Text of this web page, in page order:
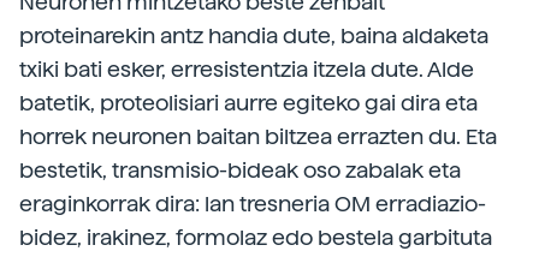
proteinarekin antz handia dute, baina aldaketa
txiki bati esker, erresistentzia itzela dute. Alde
batetik, proteolisiari aurre egiteko gai dira eta
horrek neuronen baitan biltzea errazten du. Eta
bestetik, transmisio-bideak oso zabalak eta
eraginkorrak dira: lan tresneria OM erradiazio-
bidez, irakinez, formolaz edo bestela garbituta